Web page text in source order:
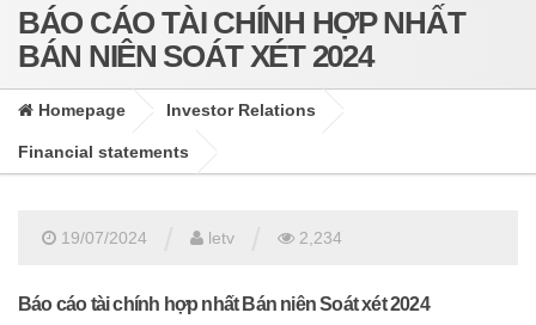
BÁO CÁO TÀI CHÍNH HỢP NHẤT
BÁN NIÊN SOÁT XÉT 2024
Homepage Investor Relations
Financial statements
19/07/2024 letv 2,234
Báo cáo tài chính hợp nhất Bán niên Soát xét 2024